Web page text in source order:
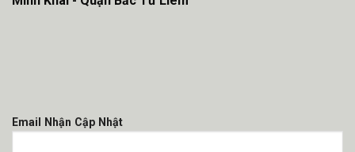
Email Nhận Cập Nhật